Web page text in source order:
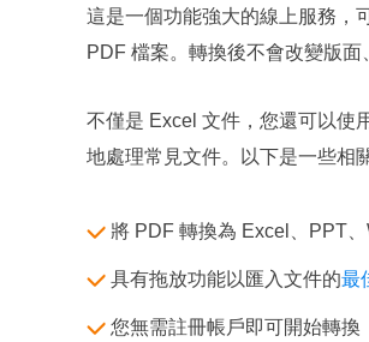
這是一個功能強大的線上服務，
PDF 檔案。轉換後不會改變版
不僅是 Excel 文件，您還可以使
地處理常見文件。以下是一些相
將 PDF 轉換為 Excel、PPT
具有拖放功能以匯入文件的最
您無需註冊帳戶即可開始轉換